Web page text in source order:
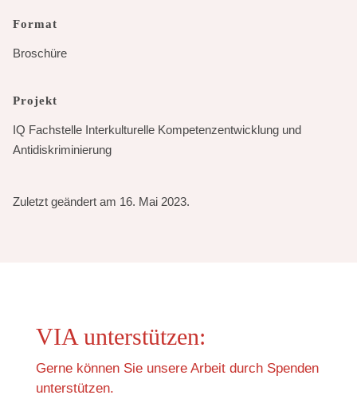
Format
Broschüre
Projekt
IQ Fachstelle Interkulturelle Kompetenzentwicklung und
Antidiskriminierung
Zuletzt geändert am 16. Mai 2023.
VIA unterstützen:
Gerne können Sie unsere Arbeit durch Spenden
unterstützen.